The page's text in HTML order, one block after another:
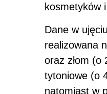
kosmetyków
Dane w
realizowana
oraz złom
tytoniowe (o
natomiast w